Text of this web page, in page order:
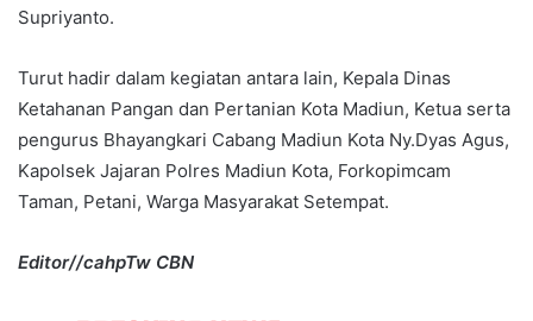
Supriyanto.
Turut hadir dalam kegiatan antara lain, Kepala Dinas
Ketahanan Pangan dan Pertanian Kota Madiun, Ketua serta
pengurus Bhayangkari Cabang Madiun Kota Ny.Dyas Agus,
Kapolsek Jajaran Polres Madiun Kota, Forkopimcam
Taman, Petani, Warga Masyarakat Setempat.
Editor//cahpTw CBN